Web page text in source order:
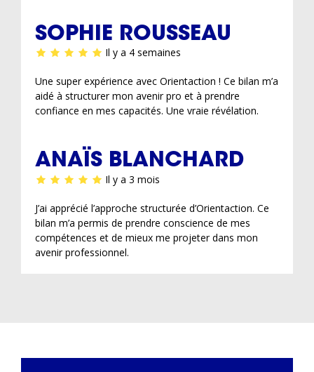
SOPHIE ROUSSEAU
Il y a 4 semaines
Une super expérience avec Orientaction ! Ce bilan m’a
aidé à structurer mon avenir pro et à prendre
confiance en mes capacités. Une vraie révélation.
ANAÏS BLANCHARD
Il y a 3 mois
J’ai apprécié l’approche structurée d’Orientaction. Ce
bilan m’a permis de prendre conscience de mes
compétences et de mieux me projeter dans mon
avenir professionnel.